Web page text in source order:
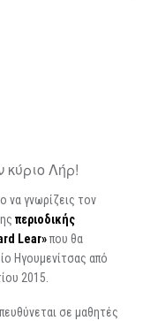
κύριο Λήρ!
να γνωρίζεις τον
περιοδικής
Lear»που θα
Ηγουμενίτσας από
2015.
σε μαθητές